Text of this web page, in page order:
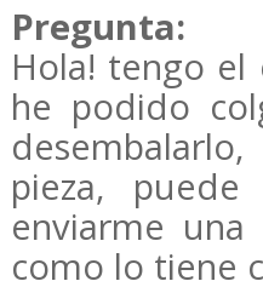
Pregunta:
Hola! tengo
he podido
pieza,
enviarme
como lo tiene